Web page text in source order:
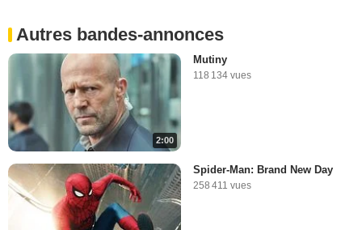
Autres bandes-annonces
2:00
Mutiny
118 134 vues
Spider-Man: Brand New Day
258 411 vues